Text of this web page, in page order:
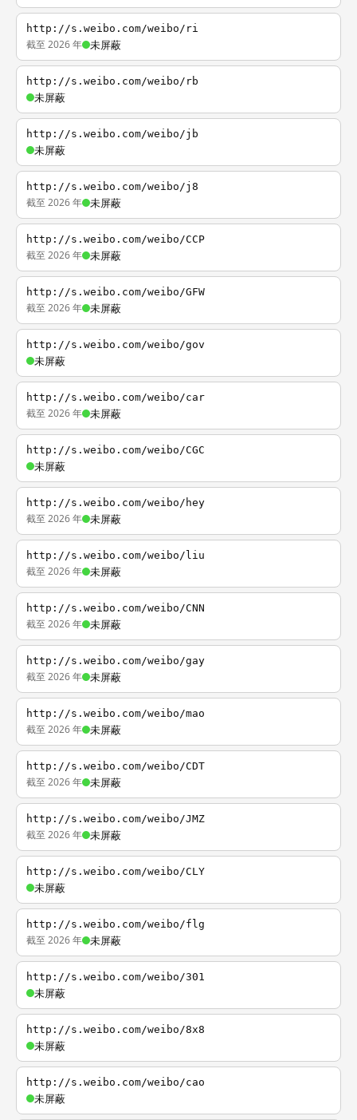
http://s.weibo.com/weibo/ri
截至 2026 年 未屏蔽
http://s.weibo.com/weibo/rb
未屏蔽
http://s.weibo.com/weibo/jb
未屏蔽
http://s.weibo.com/weibo/j8
截至 2026 年 未屏蔽
http://s.weibo.com/weibo/CCP
截至 2026 年 未屏蔽
http://s.weibo.com/weibo/GFW
截至 2026 年 未屏蔽
http://s.weibo.com/weibo/gov
未屏蔽
http://s.weibo.com/weibo/car
截至 2026 年 未屏蔽
http://s.weibo.com/weibo/CGC
未屏蔽
http://s.weibo.com/weibo/hey
截至 2026 年 未屏蔽
http://s.weibo.com/weibo/liu
截至 2026 年 未屏蔽
http://s.weibo.com/weibo/CNN
截至 2026 年 未屏蔽
http://s.weibo.com/weibo/gay
截至 2026 年 未屏蔽
http://s.weibo.com/weibo/mao
截至 2026 年 未屏蔽
http://s.weibo.com/weibo/CDT
截至 2026 年 未屏蔽
http://s.weibo.com/weibo/JMZ
截至 2026 年 未屏蔽
http://s.weibo.com/weibo/CLY
未屏蔽
http://s.weibo.com/weibo/flg
截至 2026 年 未屏蔽
http://s.weibo.com/weibo/301
未屏蔽
http://s.weibo.com/weibo/8x8
未屏蔽
http://s.weibo.com/weibo/cao
未屏蔽